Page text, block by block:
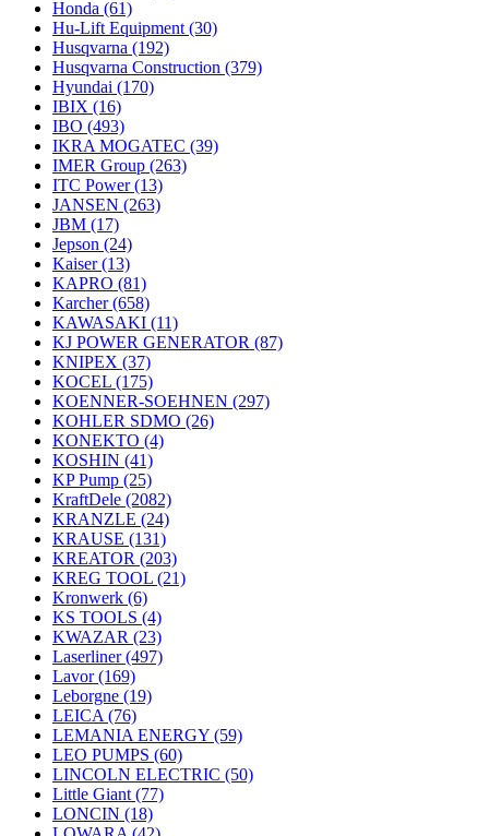
Honda (61)
Hu-Lift Equipment (30)
Husqvarna (192)
Husqvarna Construction (379)
Hyundai (170)
IBIX (16)
IBO (493)
IKRA MOGATEC (39)
IMER Group (263)
ITC Power(13)
JANSEN (263)
JBM (17)
Jepson (24)
Kaiser(13)
KAPRO (81)
Karcher(658)
KAWASAKI (11)
KJ POWER GENERATOR (87)
KNIPEX (37)
KOCEL (175)
KOENNER-SOEHNEN (297)
KOHLER SDMO (26)
KONEKTO (4)
KOSHIN (41)
KP Pump (25)
KraftDele (2082)
KRANZLE (24)
KRAUSE (131)
KREATOR (203)
KREG TOOL (21)
Kronwerk (6)
KS TOOLS (4)
KWAZAR (23)
Laserliner(497)
Lavor(169)
Leborgne (19)
LEICA (76)
LEMANIA ENERGY (59)
LEO PUMPS (60)
LINCOLN ELECTRIC (50)
Little Giant (77)
LONCIN (18)